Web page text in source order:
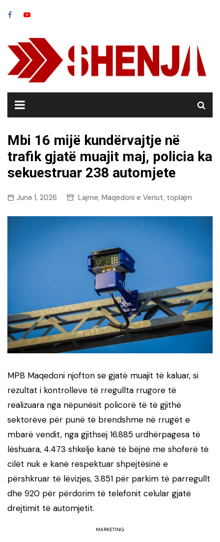
Mbi 16 mijë kundërvajtje në
trafik gjatë muajit maj, policia ka
sekuestruar 238 automjete
June 1, 2026 Lajme, Maqedoni e Veriut, toplajm
MPB Maqedoni njofton se gjatë muajit të kaluar, si
rezultat i kontrolleve të rregullta rrugore të
realizuara nga nëpunësit policorë të të gjithë
sektorëve për punë të brendshme në rrugët e
mbarë vendit, nga gjithsej 16.885 urdhërpagesa të
lëshuara, 4.473 shkelje kanë të bëjnë me shoferë të
cilët nuk e kanë respektuar shpejtësinë e
përshkruar të lëvizjes, 3.851 për parkim të parregullt
dhe 920 për përdorim të telefonit celular gjatë
drejtimit të automjetit.
MARKETING